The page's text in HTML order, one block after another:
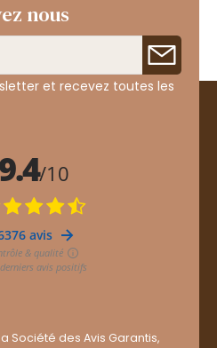
nous
et recevez toutes les
Société des Avis Garantis,